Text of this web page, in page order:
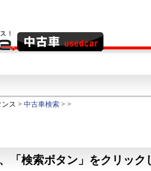
ス > 中古車検索> >
「検索ボタン」をクリック